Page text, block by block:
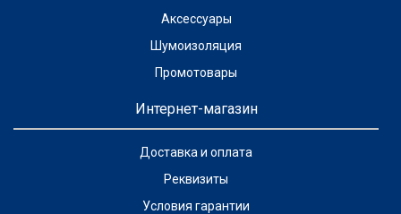
Аксессуары
Шумоизоляция
Промотовары
Интернет-магазин
Доставка и оплата
Реквизиты
Условия гарантии